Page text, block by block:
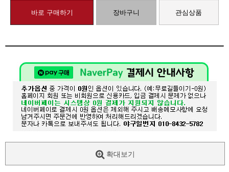
바로 구매하기 장바구니 관심상품
확대보기